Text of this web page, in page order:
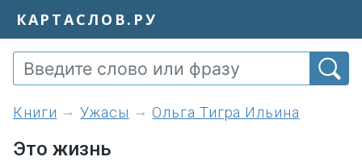
КАРТАСЛОВ.РУ
книги Ужасы Ольга Тигра Ильина
Это жизнь